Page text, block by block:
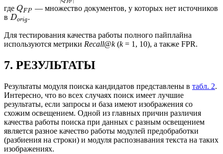
FP
где QFP — множество документов, у которых нет источников
в Dorig.
Для тестирования качества работы полного пайплайна
используются метрики Recall@k(k= 1, 10), а также FPR.
7. РЕЗУЛЬТАТЫ
Результаты модуля поиска кандидатов представлены в табл. 2.
Интересно, что во всех случаях поиск имеет лучшие
результаты, если запросы и база имеют изображения со
схожим освещением. Одной из главных причин различия
качества работы поиска при данных с разным освещением
является разное качество работы модулей предобработки
(разбиения на строки) и модуля распознавания текста на таких
изображениях.